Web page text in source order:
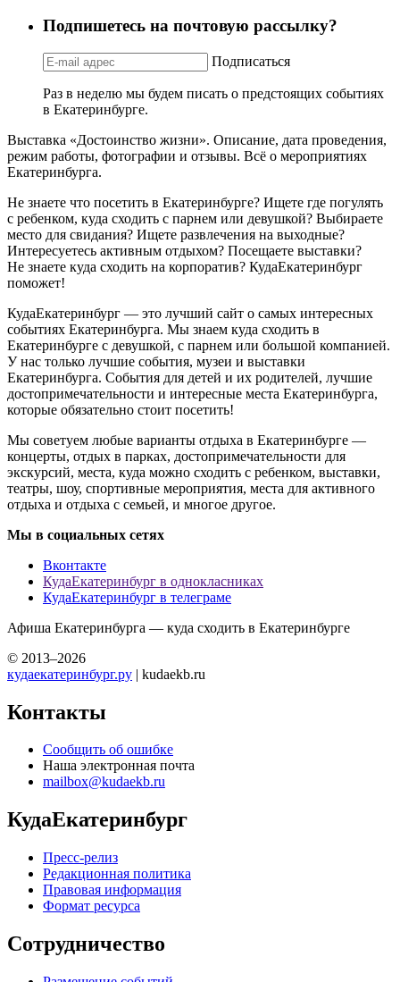
Подпишетесь на почтовую рассылку?
Подписаться
Раз в неделю мы будем писать о предстоящих событиях
в Екатеринбурге.
Выставка «Достоинство жизни». Описание, дата проведения,
режим работы, фотографии и отзывы. Всё о мероприятиях
Екатеринбурга.
Не знаете что посетить в Екатеринбурге? Ищете где погулять
с ребенком, куда сходить с парнем или девушкой? Выбираете
место для свидания? Ищете развлечения на выходные?
Интересуетесь активным отдыхом? Посещаете выставки?
Не знаете куда сходить на корпоратив? КудаЕкатеринбург
поможет!
КудаЕкатеринбург — это лучший сайт о самых интересных
событиях Екатеринбурга. Мы знаем куда сходить в
Екатеринбурге с девушкой, с парнем или большой компанией.
У нас только лучшие события, музеи и выставки
Екатеринбурга. События для детей и их родителей, лучшие
достопримечательности и интересные места Екатеринбурга,
которые обязательно стоит посетить!
Мы советуем любые варианты отдыха в Екатеринбурге —
концерты, отдых в парках, достопримечательности для
экскурсий, места, куда можно сходить с ребенком, выставки,
театры, шоу, спортивные мероприятия, места для активного
отдыха и отдыха с семьей, и многое другое.
Мы в социальных сетях
Вконтакте
КудаЕкатеринбург в однокласниках
КудаЕкатеринбург в телеграме
Афиша Екатеринбурга — куда сходить в Екатеринбурге
© 2013–2026
кудаекатеринбург.ру | kudaekb.ru
Контакты
Сообщить об ошибке
Наша электронная почта
mailbox@kudaekb.ru
КудаЕкатеринбург
Пресс-релиз
Редакционная политика
Правовая информация
Формат ресурса
Сотрудничество